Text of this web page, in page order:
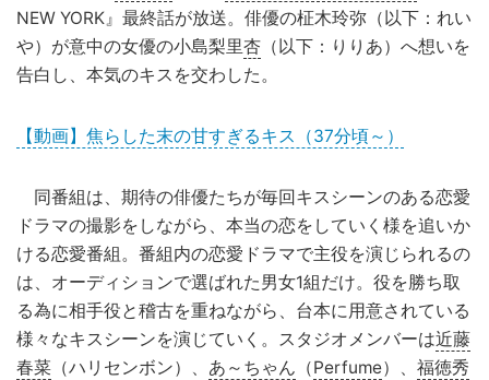
NEW YORK』最終話が放送。俳優の柾木玲弥（以下：れい
や）が意中の女優の小島梨里杏 （以下：りりあ）へ想いを
告白し、本気のキスを交わした。
【動画】焦らした末の甘すぎるキス（37分頃～）
同番組は、期待の俳優たちが毎回キスシーンのある恋愛
ドラマの撮影をしながら、本当の恋をしていく様を追いか
ける恋愛番組。番組内の恋愛ドラマで主役を演じられるの
は、オーディションで選ばれた男女1組だけ。役を勝ち取
る為に相手役と稽古を重ねながら、台本に用意されている
様々なキスシーンを演じていく。スタジオメンバーは近藤
春菜 （ハリセンボン）、 あ～ちゃん （Perfume）、 福徳秀